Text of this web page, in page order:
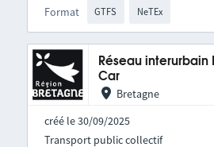
Format GTFS NeTEx
Réseau interurbain
Car
Bretagne
créé le 30/09/2025
Transport public collectif